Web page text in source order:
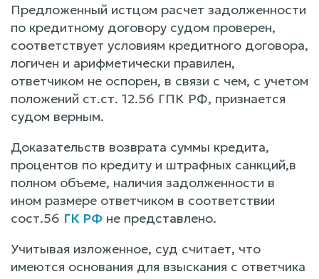
Предложенный истцом расчет задолженности
по кредитному договору судом проверен,
соответствует условиям кредитного договора,
логичен и арифметически правилен,
ответчиком не оспорен, в связи с чем, с учетом
положений ст.ст. 12.56 ГПК РФ, признается
судом верным.
Доказательств возврата суммы кредита,
процентов по кредиту и штрафных санкций,в
полном объеме, наличия задолженности в
ином размере ответчиком в соответствии
сост.56 ГК РФ не представлено.
Учитывая изложенное, суд считает, что
имеются основания для взыскания с ответчика